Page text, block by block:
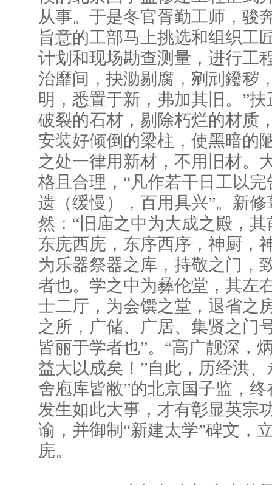
从事。于是冬官胥勤工师，骏
旨意的工部马上挑选和组织工
计划和现场勘查测量，进行工
治靡间，抉泐剔腐，剜刓鏺秽
明，悉置于新，弗加其旧。”
破裂的石材，剔除朽烂的材质
安装好倾倒的梁柱，使黑暗的
之处一律用新材，不用旧材。
格且合理，“凡作若干日工以
遗（缓慢），百用具兴”。新
然：“旧庙之中为大成之殿，
东庑西庑，东序西序，神厨，
为乐器祭器之库，持敬之门，
者也。学之中为彝伦堂，其左
士二厅，为会馔之堂，退省之
之所，广储、广居、集贤之门
皆丽于学者也”。“高广靓深，
益大以成矣！”自此，历经洪
舍庖库皆敝”的北京国子监，
发生如此大事，才有彰显英宗
谕，并御制“新建太学”碑文，
庑。